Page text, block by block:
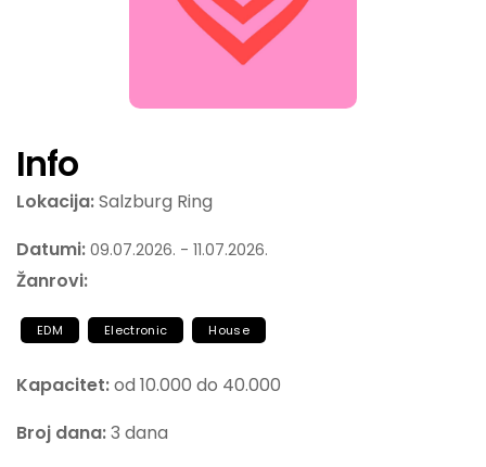
Info
Lokacija:Salzburg Ring
Datumi: 09.07.2026. - 11.07.2026.
Žanrovi:
EDM Electronic House
Kapacitet:od 10.000 do 40.000
Broj dana:3 dana